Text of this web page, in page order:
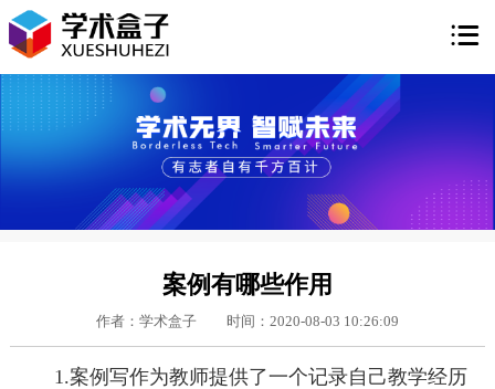

案例有哪些作用
作者：学术盒子 时间：2020-08-03 10:26:09
1.案例写作为教师提供了一个记录自己教学经历